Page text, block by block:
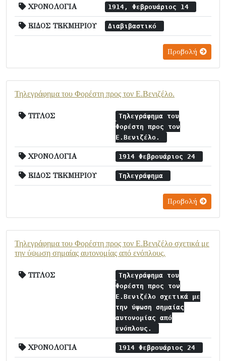
ΧΡΟΝΟΛΟΓΙΑ 1914, Φεβρουάριος 14
ΕΙΔΟΣ ΤΕΚΜΗΡΙΟΥ Διαβιβαστικό
Προβολή
Τηλεγράφημα του Φορέστη προς τον Ε.Βενιζέλο.
ΤΙΤΛΟΣ
Τηλεγράφημα του
Φορέστη προς τον
Ε.Βενιζέλο.
ΧΡΟΝΟΛΟΓΙΑ 1914 Φεβρουάριος 24
ΕΙΔΟΣ ΤΕΚΜΗΡΙΟΥ Τηλεγράφημα
Προβολή
Τηλεγράφημα του Φορέστη προς τον Ε.Βενιζέλο σχετικά με
την ύψωση σημαίας αυτονομίας από ενόπλους.
ΤΙΤΛΟΣ
Τηλεγράφημα του
Φορέστη προς τον
Ε.Βενιζέλο σχετικά με
την ύψωση σημαίας
αυτονομίας από
ενόπλους.
ΧΡΟΝΟΛΟΓΙΑ 1914 Φεβρουάριος 24